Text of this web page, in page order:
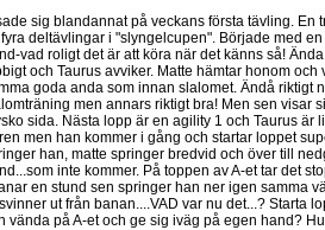
sig blandannat på veckans första tävling. En
deltävlingar i "slyngelcupen". Började med
vad roligt det är att köra när det känns så!
och Taurus avviker. Matte hämtar honom och
goda anda som innan slalomet. Ändå riktigt
men annars riktigt bra! Men sen visar
sida. Nästa lopp är en agility 1 och Taurus är
men han kommer i gång och startar loppet
han, matte springer bredvid och över till
inte kommer. På toppen av A-et tar det
en stund sen springer han ner igen samma
ut från banan....VAD var nu det...? Starta
vända på A-et och ge sig iväg på egen hand?